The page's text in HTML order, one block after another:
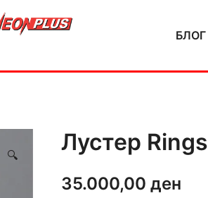
БЛОГ
🔍 Лустер Rings
35.000,00 ден